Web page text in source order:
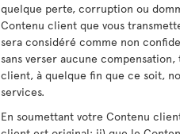
quelque perte, corruption ou
Contenu client que vous
sera considéré comme non
sans verser aucune
client, à quelque fin que ce soit,
services.
En soumettant votre Contenu